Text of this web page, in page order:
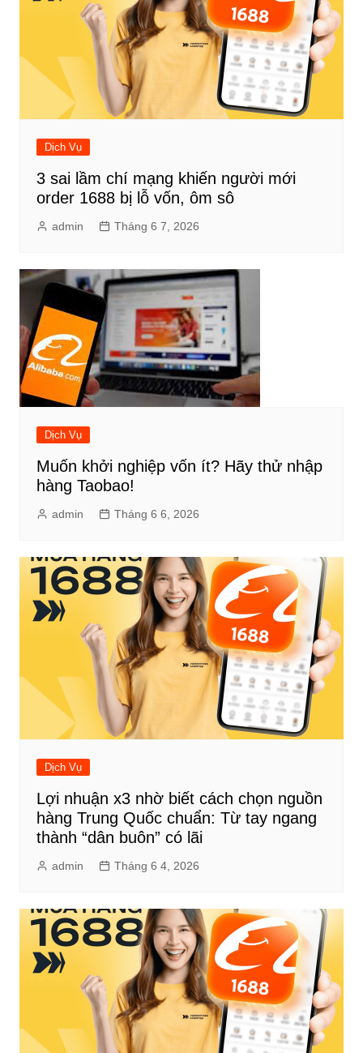
Dịch Vụ
3 sai lầm chí mạng khiến người mới
order 1688 bị lỗ vốn, ôm sô
admin Tháng 6 7, 2026
Dịch Vụ
Muốn khởi nghiệp vốn ít? Hãy thử nhập
hàng Taobao!
admin Tháng 6 6, 2026
Dịch Vụ
Lợi nhuận x3 nhờ biết cách chọn nguồn
hàng Trung Quốc chuẩn: Từ tay ngang
thành “dân buôn” có lãi
admin Tháng 6 4, 2026